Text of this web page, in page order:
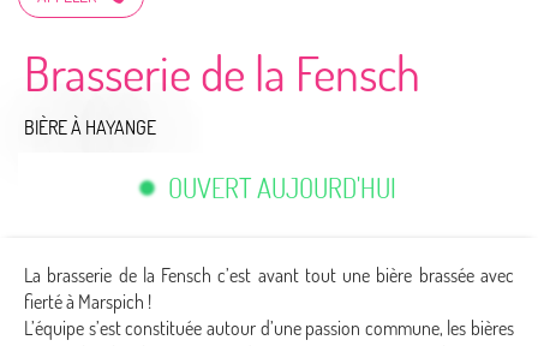
Brasserie de la Fensch
BIÈREÀ HAYANGE
OUVERT AUJOURD'HUI
La brasserie de la Fensch c’est avant tout une bière brassée avec
fierté à Marspich !
L’équipe s’est constituée autour d’une passion commune, les bières